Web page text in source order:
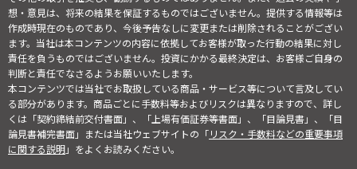
想・意見は、将来の結果を保証するものではございません。提供する情報等は
作成時現在のものであり、今後予告なしに変更または削除されることがござい
ます。当社は本コンテンツの内容に依拠してお客様が取った行動の結果に対し
責任を負うものではございません。投資にかかる最終決定は、お客様ご自身の
判断と責任でなさるようお願いいたします。
本コンテンツでは当社でお取扱している商品・サービス等について言及してい
る部分があります。商品ごとに手数料等およびリスクは異なりますので、詳し
くは「契約締結前交付書面」、「上場有価証券等書面」、「目論見書」、「目
論見書補完書面」または当社ウェブサイトの「リスク・手数料などの重要事項
に関する説明」をよくお読みください。